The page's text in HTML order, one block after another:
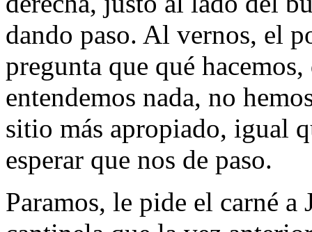
dando paso. Al vernos, el
pregunta que qué
entendemos nada, no
sitio más apropiado, igual
esperar que nos de paso.
Paramos, le pide el carné a